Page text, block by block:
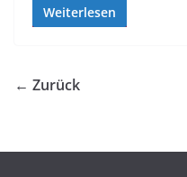
Weiterlesen
← Zurück